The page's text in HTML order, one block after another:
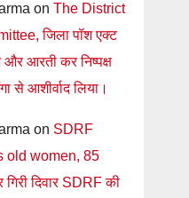
on The District
जिला पॉश एक्ट
आरती कर निष्पक्ष
से आशीर्वाद लिया।
on SDRF
old women, 85
गिरी दिवार SDRF की